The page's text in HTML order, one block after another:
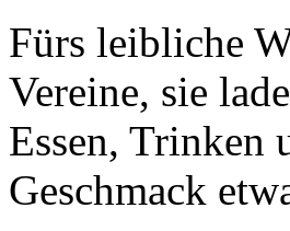
Fürs leibliche
Vereine, sie
Essen, Trinken
Geschmack